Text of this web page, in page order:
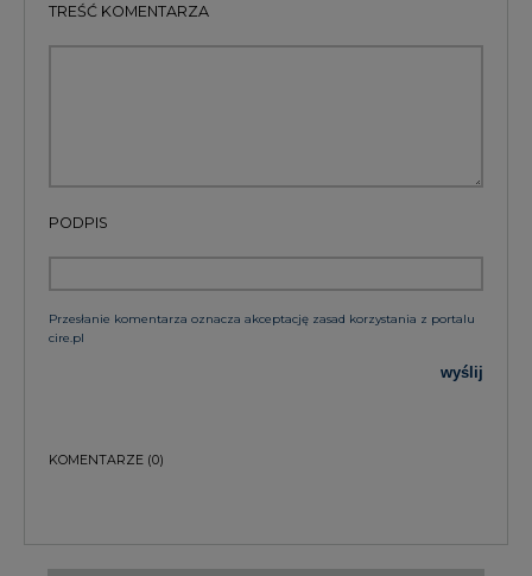
TREŚĆ KOMENTARZA
PODPIS
Przesłanie komentarza oznacza akceptację zasad korzystania z portalu
cire.pl
wyślij
KOMENTARZE (0)